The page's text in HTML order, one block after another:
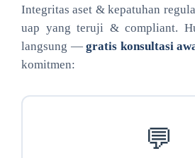
Integritas aset & kepatuhan
uap yang teruji & compliant.
langsung —gratis konsultasi
komitmen:
💬